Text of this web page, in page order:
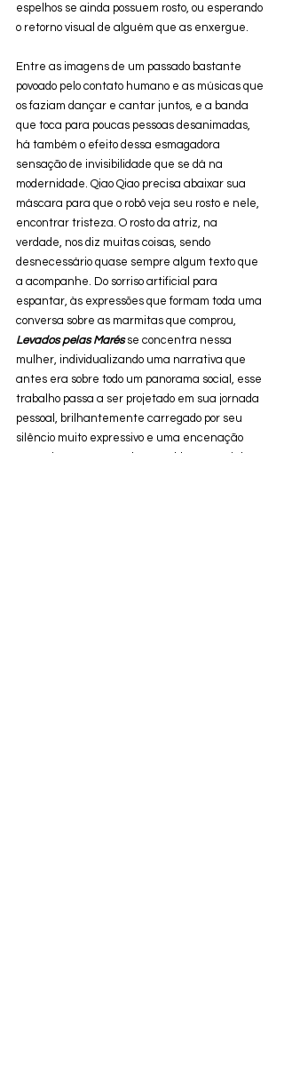
espelhos se ainda possuem rosto, ou esperando
o retorno visual de alguém que as enxergue.
Entre as imagens de um passado bastante
povoado pelo contato humano e as músicas que
os faziam dançar e cantar juntos, e a banda
que toca para poucas pessoas desanimadas,
há também o efeito dessa esmagadora
sensação de invisibilidade que se dá na
modernidade. Qiao Qiao precisa abaixar sua
máscara para que o robô veja seu rosto e nele,
encontrar tristeza. O rosto da atriz, na
verdade, nos diz muitas coisas, sendo
desnecessário quase sempre algum texto que
a acompanhe. Do sorriso artificial para
espantar, às expressões que formam toda uma
conversa sobre as marmitas que comprou,
Levados pelas Marés se concentra nessa
mulher, individualizando uma narrativa que
antes era sobre todo um panorama social, esse
trabalho passa a ser projetado em sua jornada
pessoal, brilhantemente carregado por seu
silêncio muito expressivo e uma encenação
que existe para que ela se molde ao caminhos